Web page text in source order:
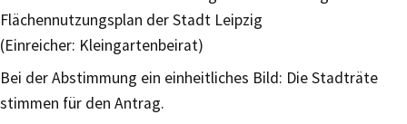
Flächennutzungsplan der Stadt Leipzig
(Einreicher: Kleingartenbeirat)
Bei der Abstimmung ein einheitliches Bild: Die Stadträte
stimmen für den Antrag.